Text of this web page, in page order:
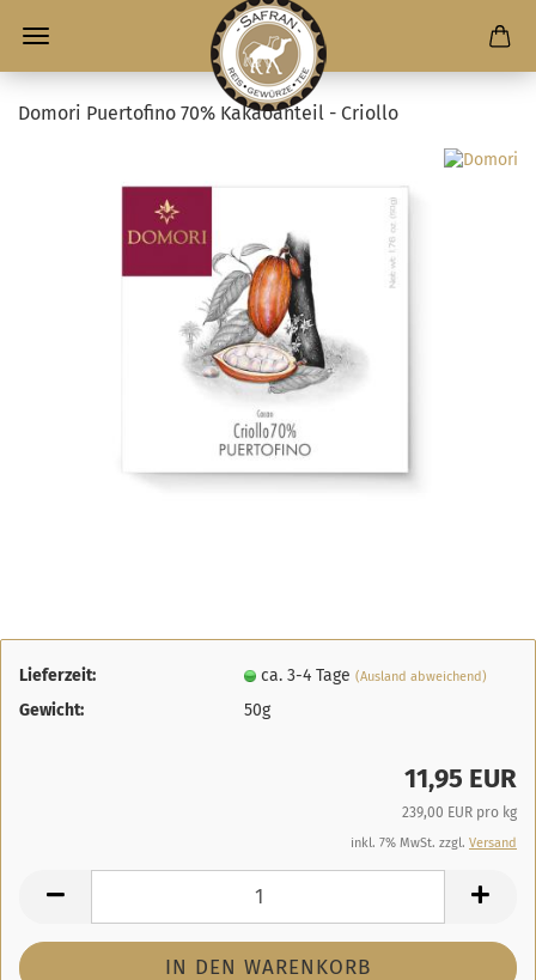
Domori Puertofino 70% Kakaoanteil - Criollo
Lieferzeit: ca. 3-4 Tage(Ausland abweichend)
Gewicht: 50g
11,95 EUR
239,00 EUR pro kg
inkl. 7% MwSt. zzgl. Versand